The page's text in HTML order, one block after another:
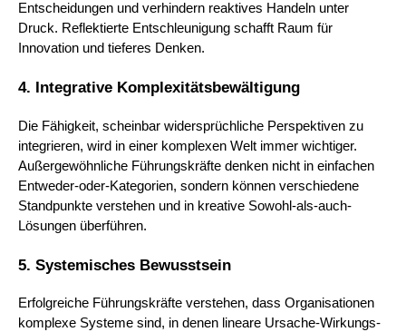
Entscheidungen und verhindern reaktives Handeln unter
Druck. Reflektierte Entschleunigung schafft Raum für
Innovation und tieferes Denken.
4. Integrative Komplexitätsbewältigung
Die Fähigkeit, scheinbar widersprüchliche Perspektiven zu
integrieren, wird in einer komplexen Welt immer wichtiger.
Außergewöhnliche Führungskräfte denken nicht in einfachen
Entweder-oder-Kategorien, sondern können verschiedene
Standpunkte verstehen und in kreative Sowohl-als-auch-
Lösungen überführen.
5. Systemisches Bewusstsein
Erfolgreiche Führungskräfte verstehen, dass Organisationen
komplexe Systeme sind, in denen lineare Ursache-Wirkungs-